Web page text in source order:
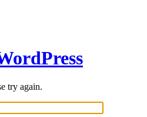
try again.